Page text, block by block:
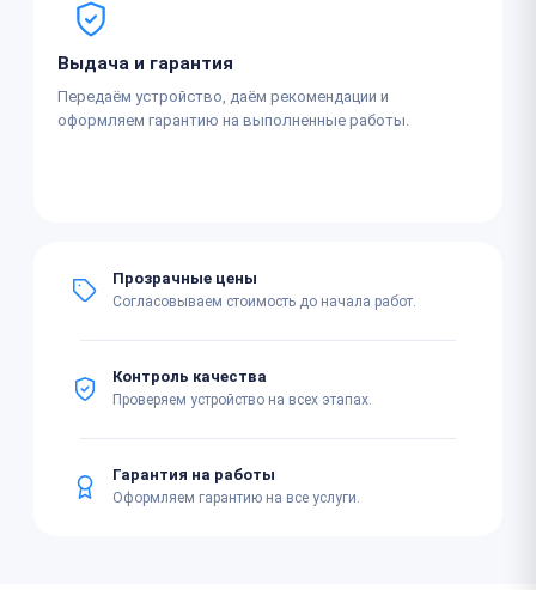
Выдача и гарантия
Передаём устройство, даём рекомендации и
оформляем гарантию на выполненные работы.
Прозрачные цены
Согласовываем стоимость до начала работ.
Контроль качества
Проверяем устройство на всех этапах.
Гарантия на работы
Оформляем гарантию на все услуги.